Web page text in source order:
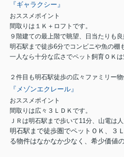
『ギャラクシー』
おススメポイント
間取りは１Ｋ＋ロフトです。
９階建ての最上階で眺望、日当たりも良
明石駅まで徒歩6分でコンビニや魚の棚
一人なら十分な広さでペット飼育ＯＫは
２件目も明石駅徒歩の広々ファミリー物
『メゾンエクレール』
おススメポイント
間取りは広々３ＬＤＫです。
ＪＲは明石駅まで歩いて11分、山電は
明石駅まで徒歩圏でペットＯＫ、３
る物件はなかなか少なく、希少価値